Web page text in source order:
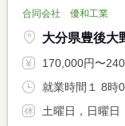
合同会社 優和工業
大分県豊後大
170,000円〜240,000円 ※フルタイ
就業時間１ 8時
土曜日，日曜日